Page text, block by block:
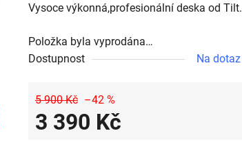
je
z
5
Vysoce výkonná,profesionální deska od Tilt.
Položka byla vyprodána…
Dostupnost
Na dotaz
5 900 Kč –42 %
3 390 Kč